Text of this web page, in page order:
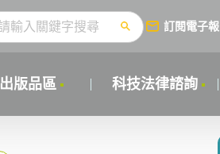
訂閱電子報
出版品區 科技法律諮詢